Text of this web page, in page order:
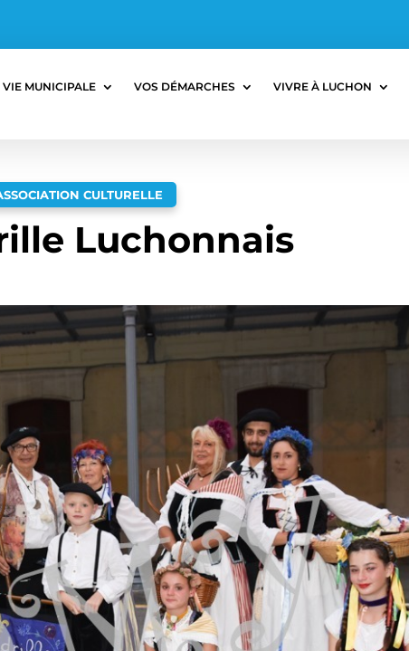
VIE MUNICIPALE VOS DÉMARCHES VIVRE À LUCHON
CULTURELLE
Luchonnais